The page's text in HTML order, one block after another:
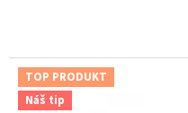
TOP PRODUKT
Náš tip